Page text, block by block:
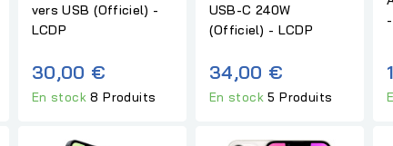
vers USB (Officiel) -
LCDP
30,00 €
En stock8 Produits
USB-C 240W
(Officiel) - LCDP
34,00 €
En stock5 Produits